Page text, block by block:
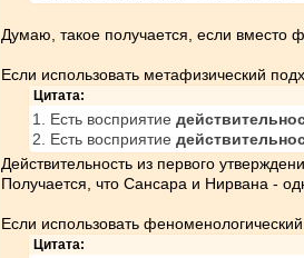
Думаю, такое получается, если вместо
Если использовать метафизический
Цитата:
1. Есть восприятие
2. Есть восприятие
Действительность из первого
Получается, что Сансара и Нирвана -
Если использовать
Цитата: